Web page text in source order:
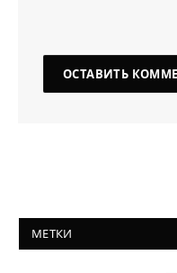
МЕТКИ